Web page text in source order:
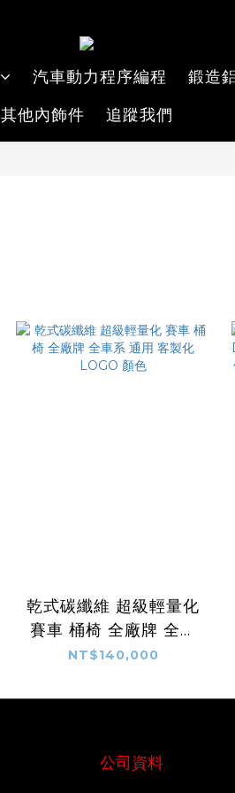
汽車動力程序編程 鍛造
其他內飾件
追蹤我們
乾式碳纖維 超級輕量化
賽車 桶椅 全廠牌 全車
系 通用 客製化 LOGO
NT$140,000
公司資料